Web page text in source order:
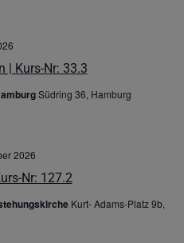
| Kurs-Nr: 33.3
Südring 36, Hamburg
Nr: 127.2
2026
Kurt- Adams-Platz 9b,